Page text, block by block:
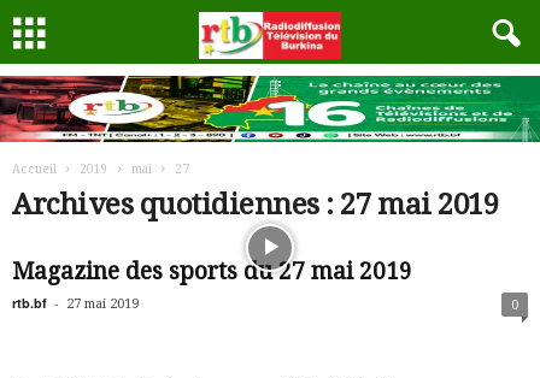
Accueil 2019 mai 27
Archives quotidiennes : 27 mai 2019
Magazine des sports du 27 mai 2019
rtb.bf - 27 mai 2019 0